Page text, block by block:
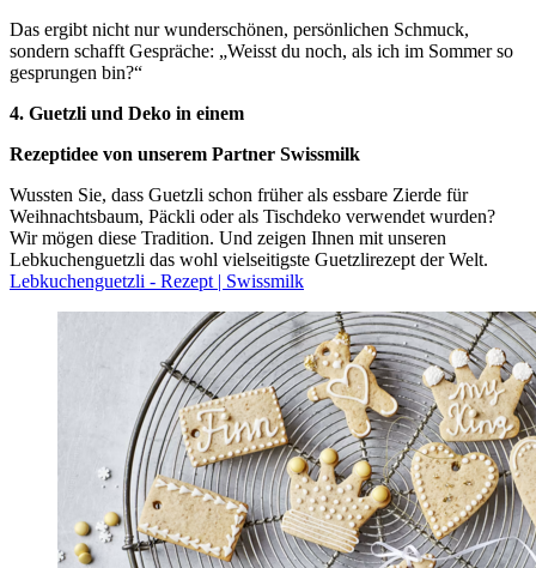
Das ergibt nicht nur wunderschönen, persönlichen Schmuck,
sondern schafft Gespräche: „Weisst du noch, als ich im Sommer so
gesprungen bin?“
4. Guetzli und Deko in einem
Rezeptidee von unserem Partner Swissmilk
Wussten Sie, dass Guetzli schon früher als essbare Zierde für
Weihnachtsbaum, Päckli oder als Tischdeko verwendet wurden?
Wir mögen diese Tradition. Und zeigen Ihnen mit unseren
Lebkuchenguetzli das wohl vielseitigste Guetzlirezept der Welt.
Lebkuchenguetzli - Rezept | Swissmilk